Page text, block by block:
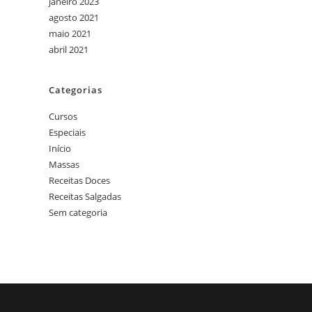
agosto 2021
maio 2021
abril 2021
Categorias
Cursos
Especiais
Início
Massas
Receitas Doces
Receitas Salgadas
Sem categoria